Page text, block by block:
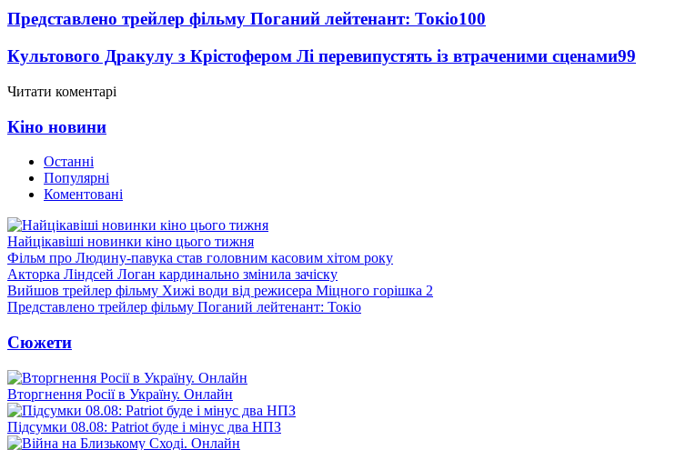
Представлено трейлер фільму Поганий лейтенант: Токіо100
Культового Дракулу з Крістофером Лі перевипустять із втраченими сценами99
Читати коментарі
Кіно новини
Останні
Популярні
Коментовані
Найцікавіші новинки кіно цього тижня
Фільм про Людину-павука став головним касовим хітом року
Акторка Ліндсей Логан кардинально змінила зачіску
Вийшов трейлер фільму Хижі води від режисера Міцного горішка 2
Представлено трейлер фільму Поганий лейтенант: Токіо
Сюжети
Вторгнення Росії в Україну. Онлайн
Підсумки 08.08: Patriot буде і мінус два НПЗ